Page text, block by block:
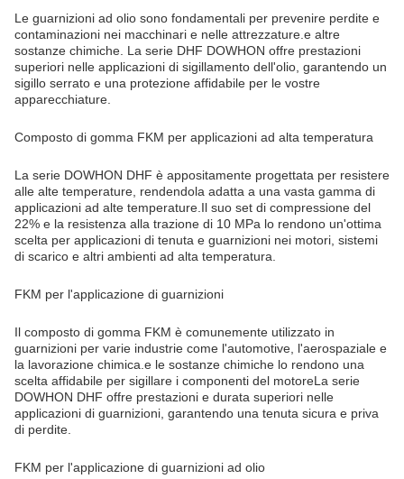
Le guarnizioni ad olio sono fondamentali per prevenire perdite e
contaminazioni nei macchinari e nelle attrezzature.e altre
sostanze chimiche. La serie DHF DOWHON offre prestazioni
superiori nelle applicazioni di sigillamento dell'olio, garantendo un
sigillo serrato e una protezione affidabile per le vostre
apparecchiature.
Composto di gomma FKM per applicazioni ad alta temperatura
La serie DOWHON DHF è appositamente progettata per resistere
alle alte temperature, rendendola adatta a una vasta gamma di
applicazioni ad alte temperature.Il suo set di compressione del
22% e la resistenza alla trazione di 10 MPa lo rendono un'ottima
scelta per applicazioni di tenuta e guarnizioni nei motori, sistemi
di scarico e altri ambienti ad alta temperatura.
FKM per l'applicazione di guarnizioni
Il composto di gomma FKM è comunemente utilizzato in
guarnizioni per varie industrie come l'automotive, l'aerospaziale e
la lavorazione chimica.e le sostanze chimiche lo rendono una
scelta affidabile per sigillare i componenti del motoreLa serie
DOWHON DHF offre prestazioni e durata superiori nelle
applicazioni di guarnizioni, garantendo una tenuta sicura e priva
di perdite.
FKM per l'applicazione di guarnizioni ad olio